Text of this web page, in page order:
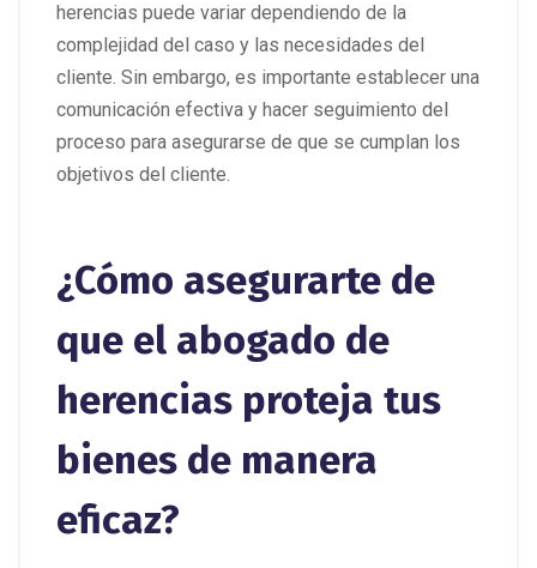
herencias puede variar dependiendo de la
complejidad del caso y las necesidades del
cliente. Sin embargo, es importante establecer una
comunicación efectiva y hacer seguimiento del
proceso para asegurarse de que se cumplan los
objetivos del cliente.
¿Cómo asegurarte de
que el abogado de
herencias proteja tus
bienes de manera
eficaz?